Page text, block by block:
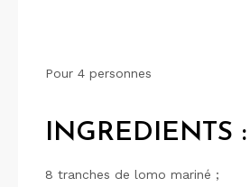
Pour 4 personnes
INGREDIENTS :
8 tranches de lomo mariné ;